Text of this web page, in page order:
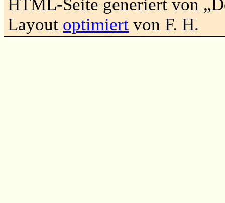
HTML-Seite generiert von
Layout optimiert von F. H.